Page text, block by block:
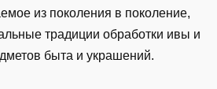
из поколения в поколение,
традиции обработки ивы и
быта и украшений.